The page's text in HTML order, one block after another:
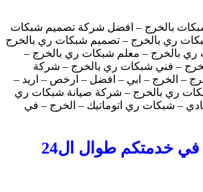
بالخرج – افضل شركة تصميم شبكات
ري بالخرج – تصميم شبكات ري بالخرج
بالخرج – معلم شبكات ري بالخرج –
– فني شبكات ري بالخرج – شركة
– الخرج – ابي – افضل – ارخص – اريد –
ري بالخرج – شركة صيانة شبكات ري
– شبكات ري اتوماتيك – الخرج – في
اتصل الان نحن في خدمتكم طوال ال24